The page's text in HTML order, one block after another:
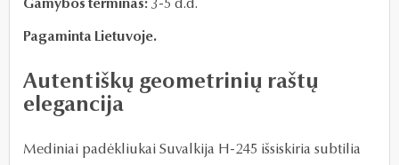
Gamybos terminas: 3-5 d.d.
Pagaminta Lietuvoje.
Autentiškų geometrinių raštų
elegancija
Mediniai padėkliukai Suvalkija H-245 išsiskiria subtilia